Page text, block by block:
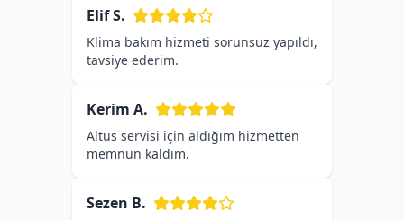
Elif S.
Klima bakım hizmeti sorunsuz yapıldı,
tavsiye ederim.
Kerim A.
Altus servisi için aldığım hizmetten
memnun kaldım.
Sezen B.